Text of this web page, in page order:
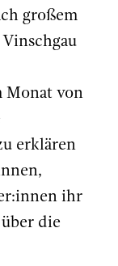
großem
Monat von
erklären
ihr
die